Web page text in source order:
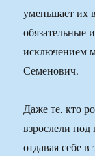
уменьшает их
обязательные
исключением
Семенович.
Даже те, кто
взрослели
отдавая себе